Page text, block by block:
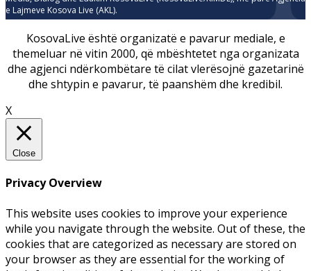
e Lajmeve Kosova Live (AKL).
KosovaLive është organizatë e pavarur mediale, e
themeluar në vitin 2000, që mbështetet nga organizata
dhe agjenci ndërkombëtare të cilat vlerësojnë gazetarinë
dhe shtypin e pavarur, të paanshëm dhe kredibil.
X
Close
Privacy Overview
This website uses cookies to improve your experience
while you navigate through the website. Out of these, the
cookies that are categorized as necessary are stored on
your browser as they are essential for the working of